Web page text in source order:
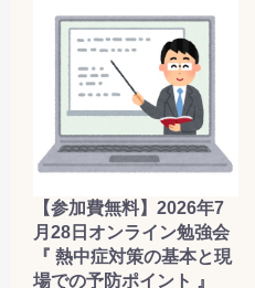
【参加費無料】2026年7
月28日オンライン勉強会
『 熱中症対策の基本と現
場での予防ポイント 』